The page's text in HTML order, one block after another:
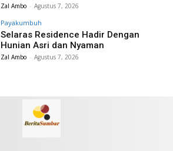
Zal Ambo - Agustus 7, 2026
Payakumbuh
Selaras Residence Hadir Dengan
Hunian Asri dan Nyaman
Zal Ambo - Agustus 7, 2026